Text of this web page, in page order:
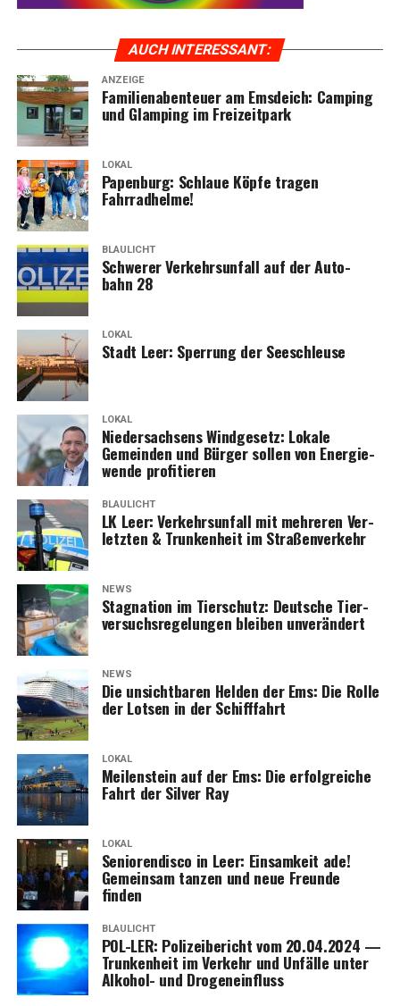
AUCH INTER­ES­SANT:
ANZEIGE
Fami­li­en­aben­teu­er am Ems­deich: Cam­ping
und Glam­ping im Freizeitpark
LOKAL
Papen­burg: Schlaue Köp­fe tra­gen
Fahrradhelme!
BLAULICHT
Schwe­rer Ver­kehrs­un­fall auf der Auto­
bahn 28
LOKAL
Stadt Leer: Sper­rung der Seeschleuse
LOKAL
Nie­der­sach­sens Wind­ge­setz: Loka­le
Gemein­den und Bür­ger sol­len von Ener­gie­
wen­de profitieren
BLAULICHT
LK Leer: Ver­kehrs­un­fall mit meh­re­ren Ver­
letz­ten & Trun­ken­heit im Straßenverkehr
NEWS
Sta­gna­ti­on im Tier­schutz: Deut­sche Tier­
ver­suchs­re­ge­lun­gen blei­ben unverändert
NEWS
Die unsicht­ba­ren Hel­den der Ems: Die Rol­le
der Lot­sen in der Schifffahrt
LOKAL
Mei­len­stein auf der Ems: Die erfolg­rei­che
Fahrt der Sil­ver Ray
LOKAL
Senio­ren­dis­co in Leer: Ein­sam­keit ade!
Gemein­sam tan­zen und neue Freun­de
finden
BLAULICHT
POL-LER: Poli­zei­be­richt vom 20.04.2024 —
Trun­ken­heit im Ver­kehr und Unfäl­le unter
Alko­hol- und Drogeneinfluss